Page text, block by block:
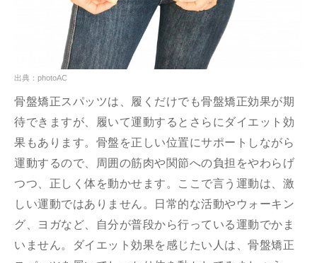
出典：photoAC
骨盤矯正スパッツは、履くだけでも骨盤矯正効果が期
待できますが、履いて運動するとさらにダイエット効
果もあります。骨盤を正しい位置にサポートしながら
運動するので、周囲の筋肉や関節への負担をやわらげ
つつ、正しく体を動かせます。ここで言う運動は、激
しい運動ではありません。日常的な活動やウォーキン
グ、ヨガなど、自分が普段から行っている運動でかま
いません。ダイエット効果を感じたい人は、骨盤矯正